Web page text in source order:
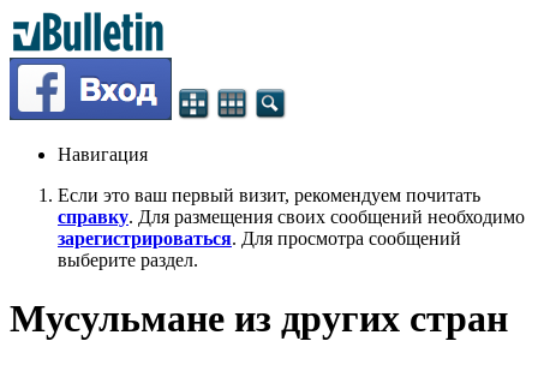
Навигация
Если это ваш первый визит, рекомендуем почитать
справку. Для размещения своих сообщений необходимо
зарегистрироваться. Для просмотра сообщений
выберите раздел.
Мусульмане из других стран